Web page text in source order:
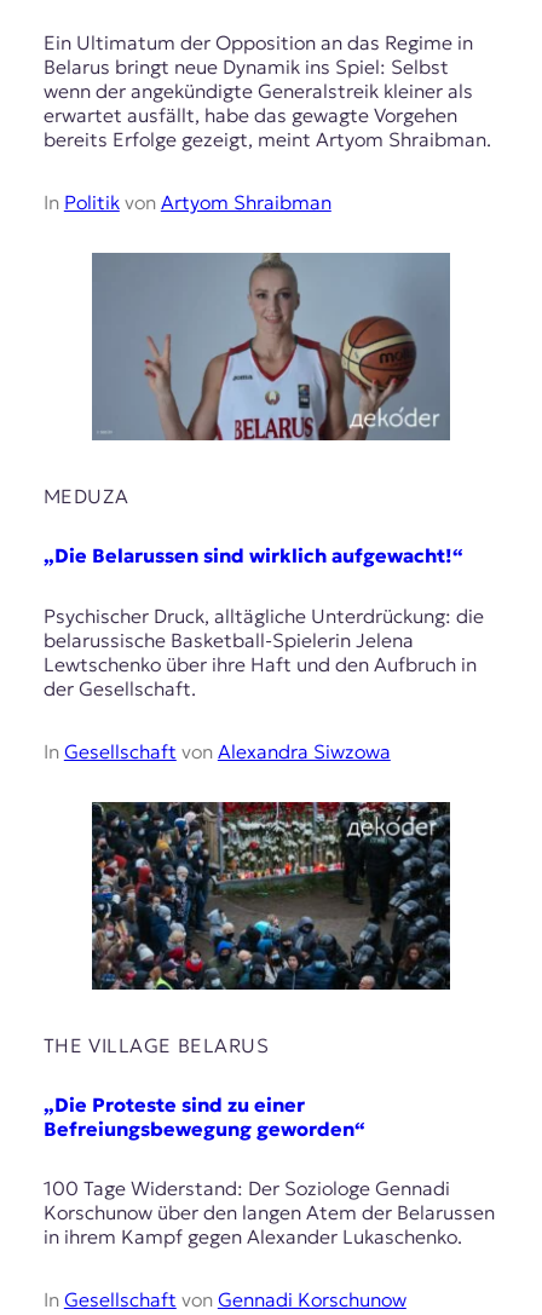
Ein Ultimatum der Opposition an das Regime in
Belarus bringt neue Dynamik ins Spiel: Selbst
wenn der angekündigte Generalstreik kleiner als
erwartet ausfällt, habe das gewagte Vorgehen
bereits Erfolge gezeigt, meint Artyom Shraibman.
In Politikvon Artyom Shraibman
MEDUZA
„Die Belarussen sind wirklich aufgewacht!“
Psychischer Druck, alltägliche Unterdrückung: die
belarussische Basketball-Spielerin Jelena
Lewtschenko über ihre Haft und den Aufbruch in
der Gesellschaft.
In Gesellschaft von Alexandra Siwzowa
THE VILLAGE BELARUS
„Die Proteste sind zu einer
Befreiungsbewegung geworden“
100 Tage Widerstand: Der Soziologe Gennadi
Korschunow über den langen Atem der Belarussen
in ihrem Kampf gegen Alexander Lukaschenko.
In Gesellschaft von Gennadi Korschunow